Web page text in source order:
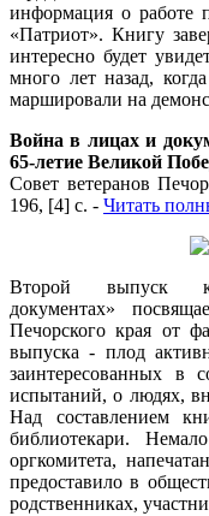
информация о работе
«Патриот». Книгу
интересно будет
много лет назад,
маршировали на
Война в лицах и
65-летие Великой
Совет ветеранов
196, [4] с. - Читать
Второй
документах»
Печорского края от
выпуска - плод
заинтересованных в
испытаний, о людях,
Над составлением
библиотекари.
оргкомитета,
предоставило в
родственниках,